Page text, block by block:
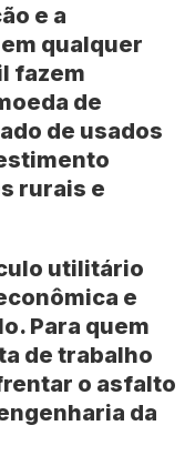
e a
qualquer
fazem
de
de usados
rurais e
utilitário
e
Para quem
de trabalho
o asfalto
da